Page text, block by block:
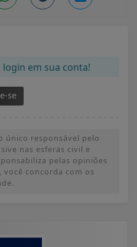
em sua conta!
se
único responsável pelo
nas esferas civil e
pelas opiniões
você concorda com os